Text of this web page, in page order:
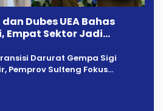
Dubes UEA Bahas
Empat Sektor Jadi
Darurat Gempa Sigi
Pemprov Sulteng Fokus